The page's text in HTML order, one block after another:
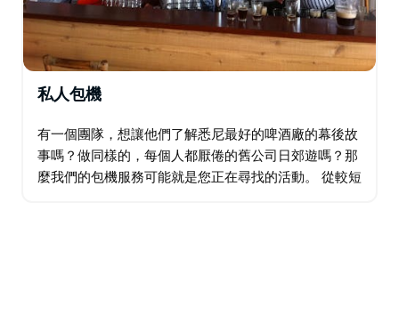
私人包機
有一個團隊，想讓他們了解悉尼最好的啤酒廠的幕後故
事嗎？做同樣的，每個人都厭倦的舊公司日郊遊嗎？那
麼我們的包機服務可能就是您正在尋找的活動。 從較短